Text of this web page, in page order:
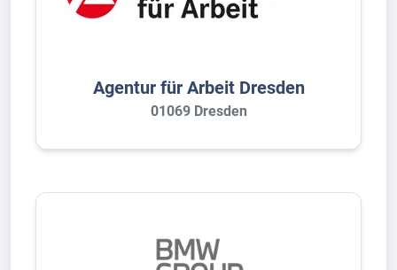
Agentur für Arbeit Dresden
01069 Dresden